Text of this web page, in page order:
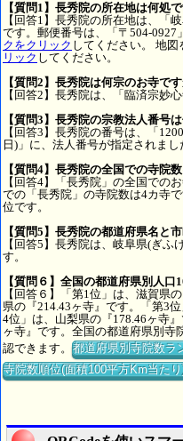
【質問1】長秀院の所在地は何処
【回答1】長秀院の所在地は、「
です。郵便番号は、「〒504-0927
クをクリック してください。 地図
リック してください。
【質問2】長秀院は何宗のお寺です
【回答2】長秀院は、「臨済宗妙
【質問3】長秀院の宗教法人番号
【回答3】長秀院の番号は、「
日)」に、法人番号が指定されまし
【質問4】長秀院の全国での寺院
【回答4】「長秀院」の全国での
での「長秀院」の寺院数は4カ寺
位です。
【質問5】長秀院の都道府県名と
【回答5】長秀院は、岐阜県(ぎ
す。
【質問６】全国の都道府県別人
【回答６】「第1位」は、滋賀県
県の『214.43ヶ寺』です。「第3
4位」は、山梨県の『178.46ヶ寺
ヶ寺』です。全国の都道府県別寺
認できます。都道府県別寺院数ラ
寺院数順位(面積100平方Km当た